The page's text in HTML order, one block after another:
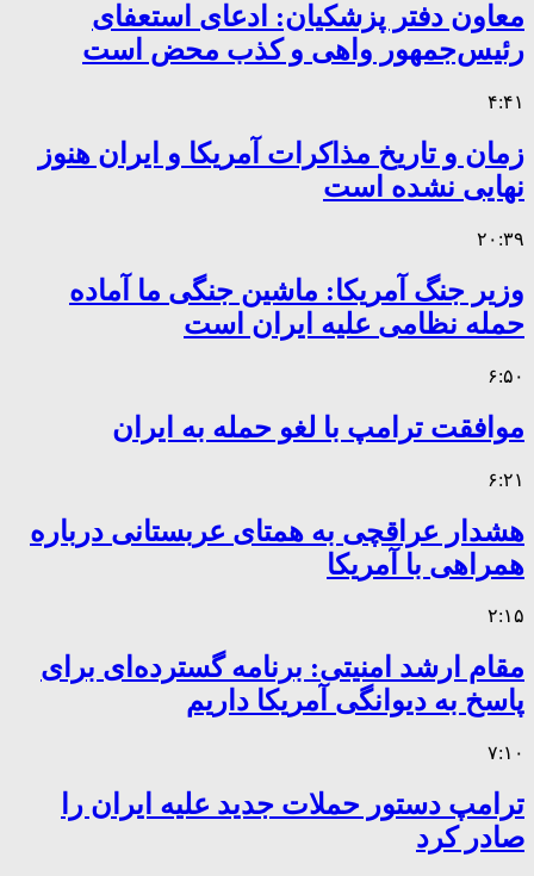
معاون دفتر پزشکیان: ادعای استعفای
رئیس‌جمهور واهی و کذب محض است
۴:۴۱
زمان و تاریخ مذاکرات آمریکا و ایران هنوز
نهایی نشده است
۲۰:۳۹
وزیر جنگ آمریکا: ماشین جنگی ما آماده
حمله نظامی علیه ایران است
۶:۵۰
موافقت ترامپ با لغو حمله به ایران
۶:۲۱
هشدار عراقچی به همتای عربستانی درباره
همراهی با آمریکا
۲:۱۵
مقام ارشد امنیتی: برنامه گسترده‌ای برای
پاسخ به دیوانگی آمریکا داریم
۷:۱۰
ترامپ دستور حملات جدید علیه ایران را
صادر کرد